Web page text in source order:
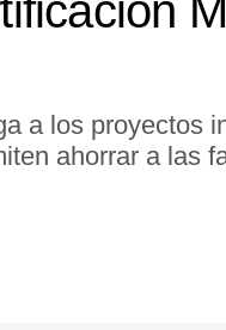
a los proyectos
ahorrar a las